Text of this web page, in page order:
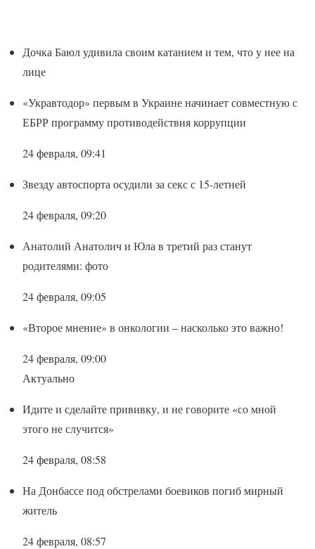
Дочка Баюл удивила своим катанием и тем, что у нее на
лице
«Укравтодор» первым в Украине начинает совместную с
ЕБРР программу противодействия коррупции
24 февраля, 09:41
Звезду автоспорта осудили за секс с 15-летней
24 февраля, 09:20
Анатолий Анатолич и Юла в третий раз станут
родителями: фото
24 февраля, 09:05
«Второе мнение» в онкологии – насколько это важно!
24 февраля, 09:00
Актуально
Идите и сделайте прививку, и не говорите «со мной
этого не случится»
24 февраля, 08:58
На Донбассе под обстрелами боевиков погиб мирный
житель
24 февраля, 08:57